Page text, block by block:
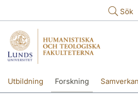
Sök
Utbildning Forskning Samverkan